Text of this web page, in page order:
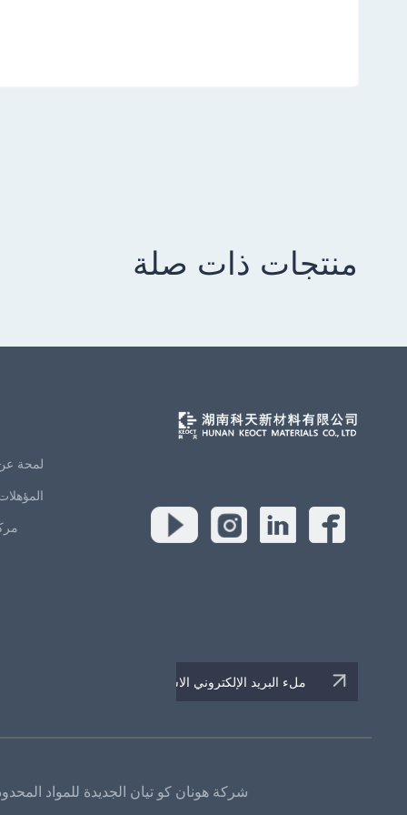
منتجات ذات صلة
لمحة
شركة هونان كو تيان الجديدة للمواد